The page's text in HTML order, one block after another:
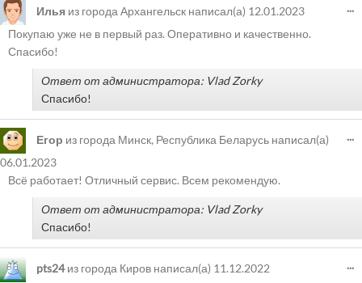
Илья из города Архангельск написал(а) 12.01.2023
Покупаю уже не в первый раз. Оперативно и качественно.
Спасибо!
Ответ от администратора: Vlad Zorky
Спасибо!
...
Егор из города Минск, Республика Беларусь написал(а)
06.01.2023
Всё работает! Отличный сервис. Всем рекомендую.
Ответ от администратора: Vlad Zorky
Спасибо!
...
pts24из города Киров написал(а) 11.12.2022
...